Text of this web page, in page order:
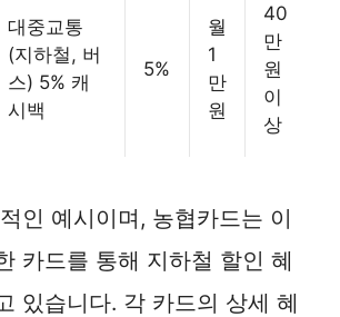
대중교통
(지하철, 버
스) 5% 캐
시백
5%
월
1
만
원
40
만
원
이
상
인 예시이며, 농협카드는 이
카드를 통해 지하철 할인 혜
있습니다. 각 카드의 상세 혜